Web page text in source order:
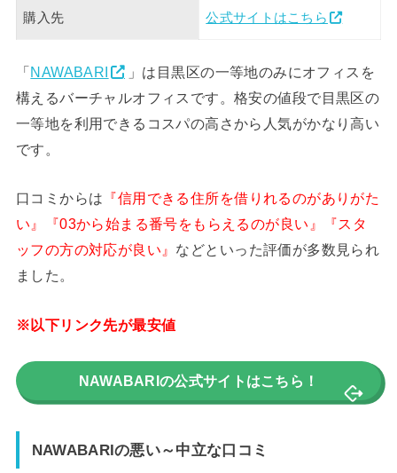
購入先 公式サイトはこちら
「NAWABARI
」は目黒区の一等地のみにオフィスを
構えるバーチャルオフィスです。格安の値段で目黒区の
一等地を利用できるコスパの高さから人気がかなり高い
です。
口コミからは 『信用できる住所を借りれるのがありがた
い』『03から始まる番号をもらえるのが良い』『スタ
ッフの方の対応が良い』 などといった評価が多数見られ
ました。
※以下リンク先が最安値
NAWABARIの公式サイトはこちら！
NAWABARIの悪い～中立な口コミ